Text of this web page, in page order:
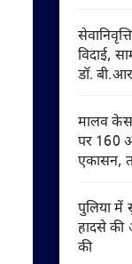
विदाई,
डॉ.
मालव
पर 160
एकासन,
पुलिया में
हादसे की
की